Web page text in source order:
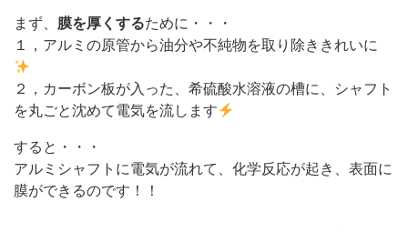
まず、 膜を厚くするために・・・
１，アルミの原管から油分や不純物を取り除ききれいに
２，カーボン板が入った、希硫酸水溶液の槽に、シャフト
を丸ごと沈めて電気を流します
すると・・・
アルミシャフトに電気が流れて、化学反応が起き、表面に
膜ができるのです！！